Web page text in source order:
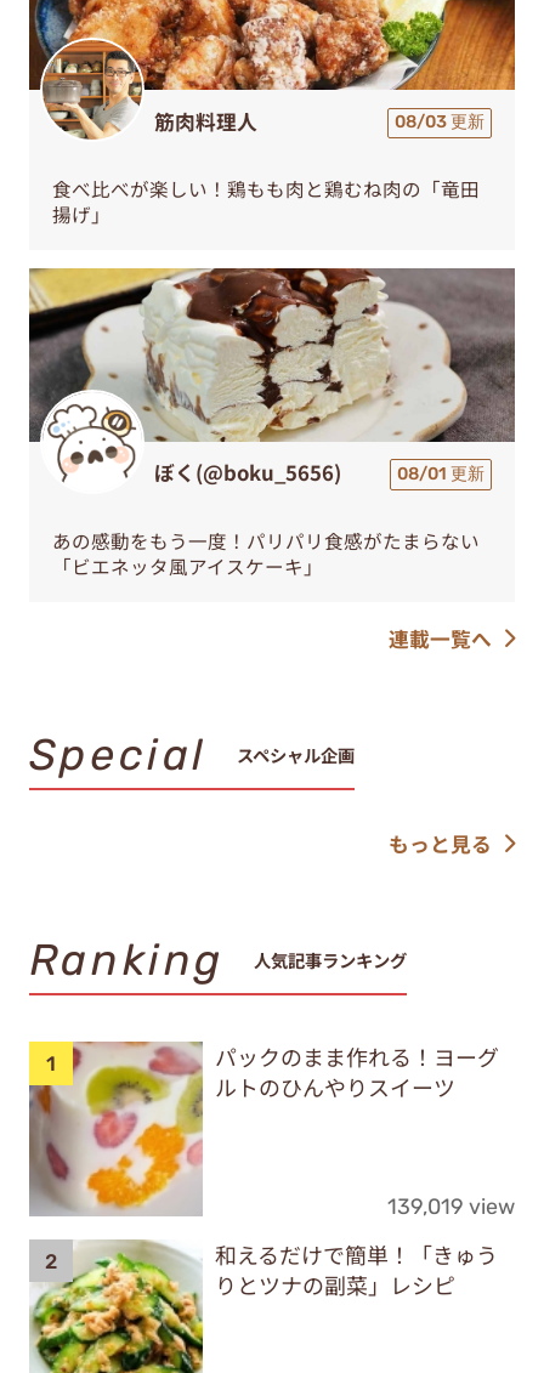
筋肉料理人 08/03 更新
食べ比べが楽しい！鶏もも肉と鶏むね肉の「竜田
揚げ」
ぼく(@boku_5656) 08/01 更新
あの感動をもう一度！パリパリ食感がたまらない
「ビエネッタ風アイスケーキ」
連載一覧へ
Special スペシャル企画
もっと見る
Ranking 人気記事ランキング
パックのまま作れる！ヨーグ
ルトのひんやりスイーツ
139,019 view
和えるだけで簡単！「きゅう
りとツナの副菜」レシピ